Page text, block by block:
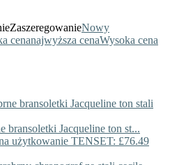
ZaszeregowanieNowy
cenanajwyższa cenaWysoka cena
bransoletki Jacqueline ton st...
użytkowanie TENSET: £76.49